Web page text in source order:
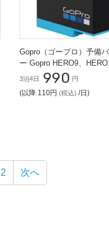
Gopro（ゴープロ）予備
ー Gopro HERO9、
3泊4日 990 円
(以降 110円 (税込) /日)
2 次へ